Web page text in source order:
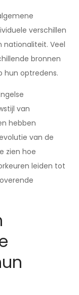
verschillen
nationaliteit. Veel
bronnen
hun optredens.
van
hebben
van de
zien hoe
leiden tot